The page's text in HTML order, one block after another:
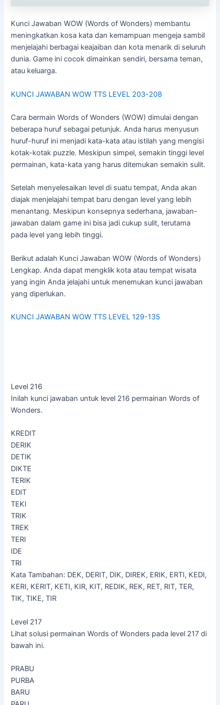
Kunci Jawaban WOW (Words of Wonders) membantu
meningkatkan kosa kata dan kemampuan mengeja sambil
menjelajahi berbagai keajaiban dan kota menarik di seluruh
dunia. Game ini cocok dimainkan sendiri, bersama teman,
atau keluarga.
KUNCI JAWABAN WOW TTS LEVEL 203-208
Cara bermain Words of Wonders (WOW) dimulai dengan
beberapa huruf sebagai petunjuk. Anda harus menyusun
huruf-huruf ini menjadi kata-kata atau istilah yang mengisi
kotak-kotak puzzle. Meskipun simpel, semakin tinggi level
permainan, kata-kata yang harus ditemukan semakin sulit.
Setelah menyelesaikan level di suatu tempat, Anda akan
diajak menjelajahi tempat baru dengan level yang lebih
menantang. Meskipun konsepnya sederhana, jawaban-
jawaban dalam game ini bisa jadi cukup sulit, terutama
pada level yang lebih tinggi.
Berikut adalah Kunci Jawaban WOW (Words of Wonders)
Lengkap. Anda dapat mengklik kota atau tempat wisata
yang ingin Anda jelajahi untuk menemukan kunci jawaban
yang diperlukan.
KUNCI JAWABAN WOW TTS LEVEL 129-135
Level 216
Inilah kunci jawaban untuk level 216 permainan Words of
Wonders.
KREDIT
DERIK
DETIK
DIKTE
TERIK
EDIT
TEKI
TRIK
TREK
TERI
IDE
TRI
Kata Tambahan: DEK, DERIT, DIK, DIREK, ERIK, ERTI, KEDI,
KERI, KERIT, KETI, KIR, KIT, REDIK, REK, RET, RIT, TER,
TIK, TIKE, TIR
Level 217
Lihat solusi permainan Words of Wonders pada level 217 di
bawah ini.
PRABU
PURBA
BARU